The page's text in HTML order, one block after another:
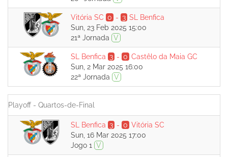
Vitória SC 0 - 3 SL Benfica
Sun, 23 Feb 2025 15:00
21ª Jornada V
SL Benfica 3 - 0 Castêlo da Maia GC
Sun, 2 Mar 2025 16:00
22ª Jornada V
Playoff - Quartos-de-Final
SL Benfica 3 - 0 Vitória SC
Sun, 16 Mar 2025 17:00
Jogo 1
V